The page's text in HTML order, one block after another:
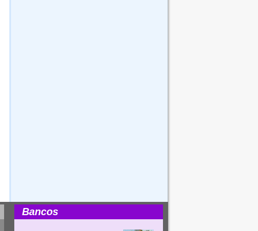
Bancos